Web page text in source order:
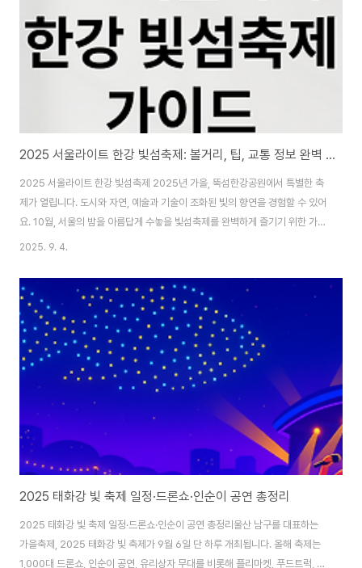
파티도 열려요..
2025 서울라이트 한강 빛섬축제: 볼거리, 팁, 교통 정보 완벽 가이드
2025 서울라이트 한강 빛섬축제 2025년 가을, 뚝섬한강공원에서 특별한 축
제가 열립니다. 도시와 자연, 예술과 기술이 조화된 빛의 향연을 경험할 수 있어
요. 10월, 서울의 밤을 아름답게 수놓을 빛섬축제를 완벽하게 즐기기 위한 가이
드를 소개합니다. 광고 빛섬축제, 뚝섬을 밝히다 2025 서울라이트 한강 빛섬
의 레이저·미디어아트 축제라고 해요. 서울시가 주최하며, 올해는 뚝섬한강공
원을 중심으로 진행될 예정입니다. 서울라이트 공식 홈페이지 바로가기주제는
‘빛과 도시의 공명’축제의 주제는 ‘빛과 도시의 공명 – Connect Through
Light’입니다. 도시와 자연, 예술과 기술이 융합된 빛의 향연을 경험할 수 있어
요. ..
2025. 9. 4.
2025 태화강 빛 축제 일정·드론쇼·인순이 공연 총정리
2025 태화강 빛 축제 일정·드론쇼·인순이 공연 총정리울산 남구를 대표하는
가을축제, 2025 태화강 빛 축제가 9월 6일 단 하루 개최됩니다. 올해 축제는
1,000대 드론쇼, 인순이 공연, 유리상자 무대를 비롯해 플리마켓, 푸드트럭, 비